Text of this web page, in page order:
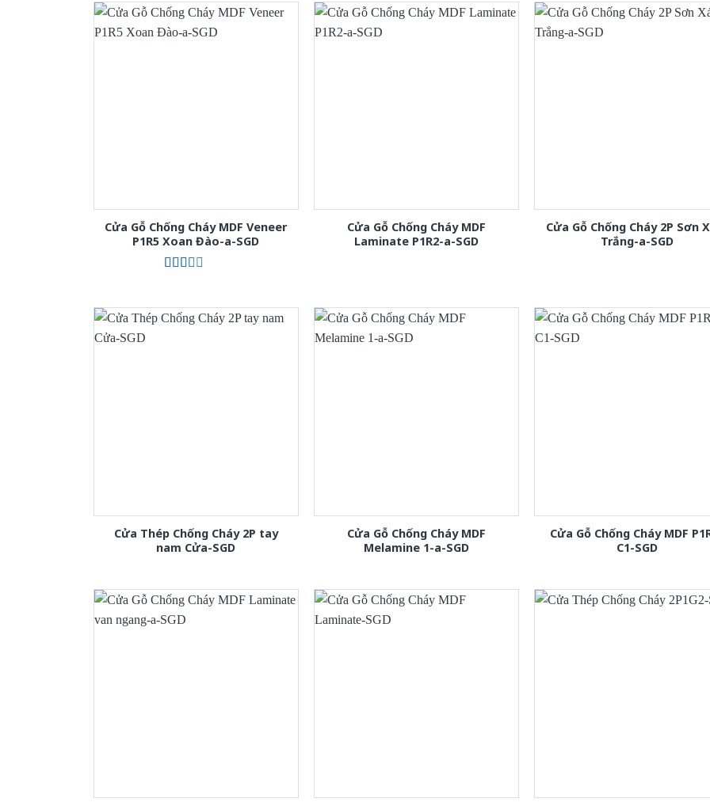
Cửa Gỗ Chống Cháy MDF Veneer
P1R5 Xoan Đào-a-SGD
hạng
2.00
Cửa Gỗ Chống Cháy MDF
Laminate P1R2-a-SGD
Cửa Gỗ Chống Cháy 2P Sơn
Trắng-a-SGD
Cửa Thép Chống Cháy 2P tay
nam Cửa-SGD
Cửa Gỗ Chống Cháy MDF
Melamine 1-a-SGD
Cửa Gỗ Chống Cháy MDF
C1-SGD